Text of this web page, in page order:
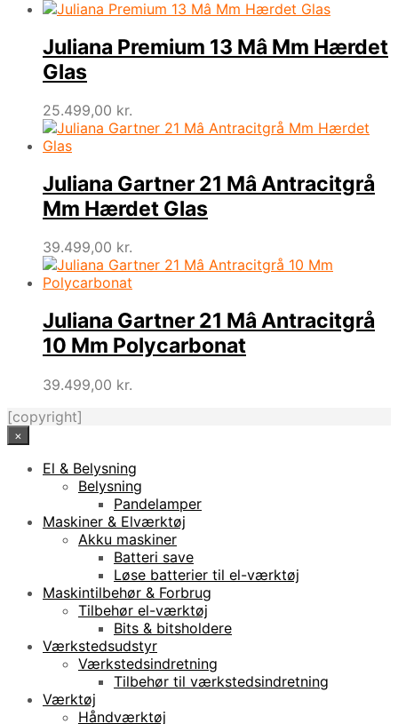
Juliana Premium 13 Mâ Mm Hærdet
Glas
25.499,00 kr.
Juliana Gartner 21 Mâ Antracitgrå
Mm Hærdet Glas
39.499,00 kr.
Juliana Gartner 21 Mâ Antracitgrå
10 Mm Polycarbonat
39.499,00 kr.
[copyright]
×
El & Belysning
Belysning
Pandelamper
Maskiner & Elværktøj
Akku maskiner
Batteri save
Løse batterier til el-værktøj
Maskintilbehør & Forbrug
Tilbehør el-værktøj
Bits & bitsholdere
Værkstedsudstyr
Værkstedsindretning
Tilbehør til værkstedsindretning
Værktøj
Håndværktøj